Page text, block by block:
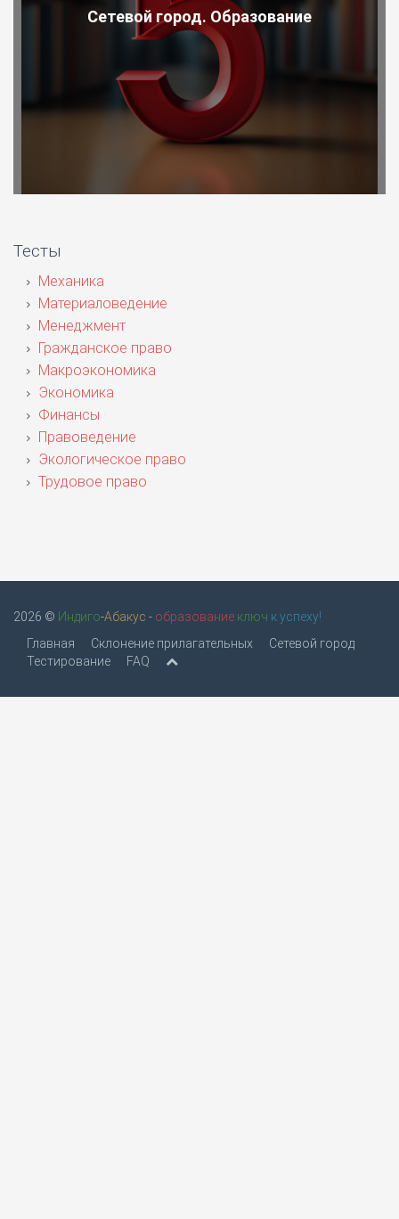
Сетевой город. Образование
Тесты
Механика
Материаловедение
Менеджмент
Гражданское право
Макроэкономика
Экономика
Финансы
Правоведение
Экологическое право
Трудовое право
2026 © Индиго-Абакус - образование ключ к успеху!
Главная
Склонение прилагательных
Сетевой город
Тестирование
FAQ